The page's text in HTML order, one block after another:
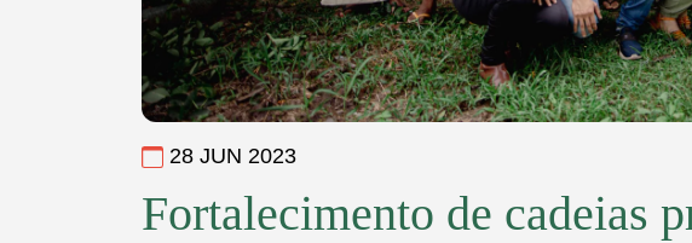
28 JUN 2023
Fortalecimento de cadeias